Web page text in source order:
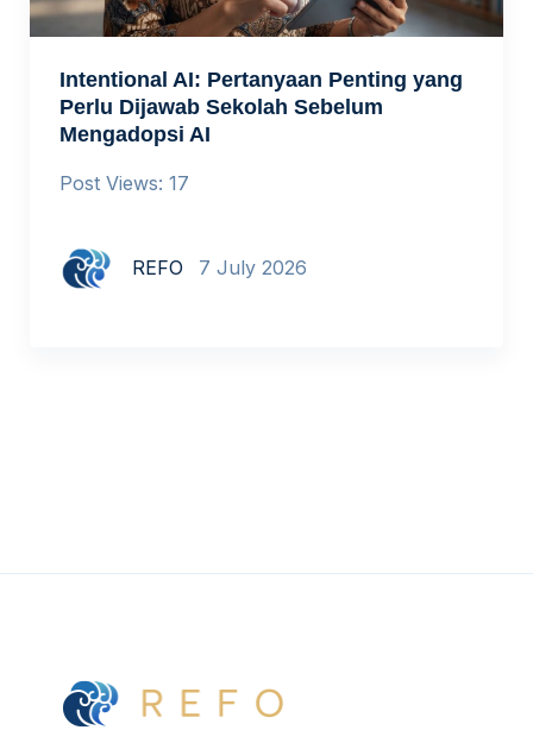
Intentional AI: Pertanyaan Penting yang
Perlu Dijawab Sekolah Sebelum
Mengadopsi AI
Post Views: 17
REFO 7 July 2026